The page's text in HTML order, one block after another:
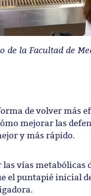
de la Facultad de
de volver más
mejorar las
y más rápido.
vías metabólicas
el puntapié inicial